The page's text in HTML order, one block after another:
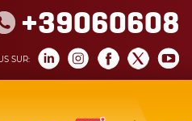
+39060608
SUR: